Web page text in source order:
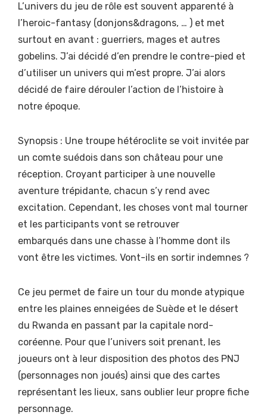
L’univers du jeu de rôle est souvent apparenté à
l’heroic-fantasy (donjons&dragons, … ) et met
surtout en avant : guerriers, mages et autres
gobelins. J’ai décidé d’en prendre le contre-pied et
d’utiliser un univers qui m’est propre. J’ai alors
décidé de faire dérouler l’action de l’histoire à
notre époque.
Synopsis : Une troupe hétéroclite se voit invitée par
un comte suédois dans son château pour une
réception. Croyant participer à une nouvelle
aventure trépidante, chacun s’y rend avec
excitation. Cependant, les choses vont mal tourner
et les participants vont se retrouver
embarqués dans une chasse à l’homme dont ils
vont être les victimes. Vont-ils en sortir indemnes ?
Ce jeu permet de faire un tour du monde atypique
entre les plaines enneigées de Suède et le désert
du Rwanda en passant par la capitale nord-
coréenne. Pour que l’univers soit prenant, les
joueurs ont à leur disposition des photos des PNJ
(personnages non joués) ainsi que des cartes
représentant les lieux, sans oublier leur propre fiche
personnage.